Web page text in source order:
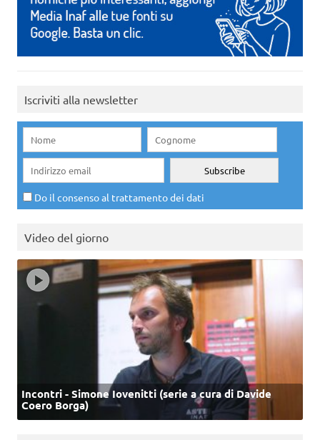
Iscriviti alla newsletter
Do il consenso al trattamento dei dati
Video del giorno
Incontri - Simone Iovenitti (serie a cura di Davide
Coero Borga)